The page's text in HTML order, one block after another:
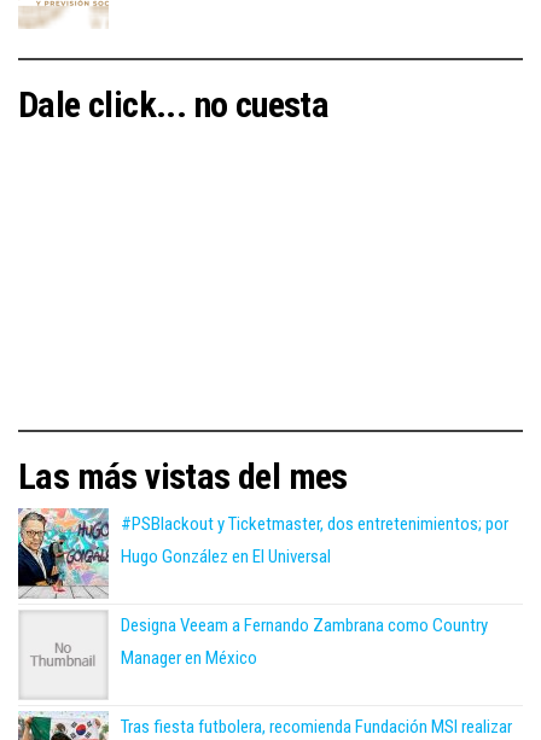
Dale click... no cuesta
Las más vistas del mes
#PSBlackout y Ticketmaster, dos entretenimientos; por
Hugo González en El Universal
Designa Veeam a Fernando Zambrana como Country
Manager en México
Tras fiesta futbolera, recomienda Fundación MSI realizar